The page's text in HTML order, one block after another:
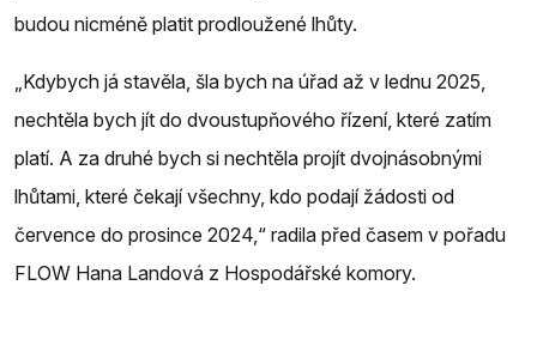
budou nicméně platit prodloužené lhůty.
„Kdybych já stavěla, šla bych na úřad až v lednu 2025,
nechtěla bych jít do dvoustupňového řízení, které zatím
platí. A za druhé bych si nechtěla projít dvojnásobnými
lhůtami, které čekají všechny, kdo podají žádosti od
července do prosince 2024,“ radila před časem v pořadu
FLOW Hana Landová z Hospodářské komory.